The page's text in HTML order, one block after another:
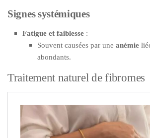
Signes systémiques
Fatigue et faiblesse :
Souvent causées par une anémie
abondants.
Traitement naturel de fibromes